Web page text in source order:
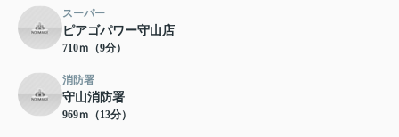
スーパー
ピアゴパワー守山店
710ｍ（9分）
消防署
守山消防署
969ｍ（13分）